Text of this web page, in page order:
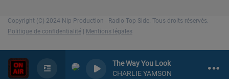
The Way You Look
CHARLIE YAMSON
Copyright (C) 2024 Nip Production - Radio Top Side. Tous droits réservés.
Politique de confidentialité
Mentions légales